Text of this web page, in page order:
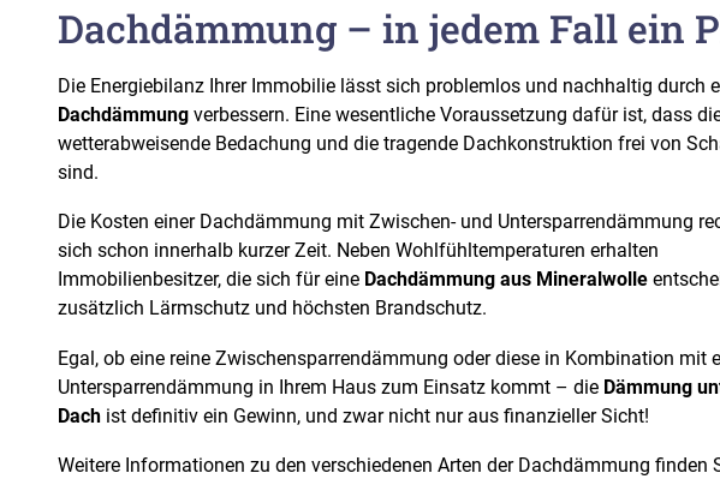
Dachdämmung – in jedem Fall ein
Die Energiebilanz Ihrer Immobilie lässt sich problemlos und nachhaltig durch
Dachdämmung verbessern. Eine wesentliche Voraussetzung dafür ist, dass
wetterabweisende Bedachung und die tragende Dachkonstruktion frei von
sind.
Die Kosten einer Dachdämmung mit Zwischen- und Untersparrendämmung
sich schon innerhalb kurzer Zeit. Neben Wohlfühltemperaturen erhalten
Immobilienbesitzer, die sich für eine Dachdämmung aus Mineralwolle
zusätzlich Lärmschutz und höchsten Brandschutz.
Egal, ob eine reine Zwischensparrendämmung oder diese in Kombination mit
Untersparrendämmung in Ihrem Haus zum Einsatz kommt – die Dämmung
Dach ist definitiv ein Gewinn, und zwar nicht nur aus finanzieller Sicht!
Weitere Informationen zu den verschiedenen Arten der Dachdämmung finden